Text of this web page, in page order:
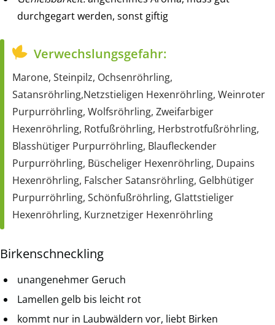
durchgegart werden, sonst giftig
Verwechslungsgefahr:
Marone, Steinpilz, Ochsenröhrling,
Satansröhrling,Netzstieligen Hexenröhrling, Weinroter
Purpurröhrling, Wolfsröhrling, Zweifarbiger
Hexenröhrling, Rotfußröhrling, Herbstrotfußröhrling,
Blasshütiger Purpurröhrling, Blaufleckender
Purpurröhrling, Büscheliger Hexenröhrling, Dupains
Hexenröhrling, Falscher Satansröhrling, Gelbhütiger
Purpurröhrling, Schönfußröhrling, Glattstieliger
Hexenröhrling, Kurznetziger Hexenröhrling
Birkenschneckling
unangenehmer Geruch
Lamellen gelb bis leicht rot
kommt nur in Laubwäldern vor, liebt Birken